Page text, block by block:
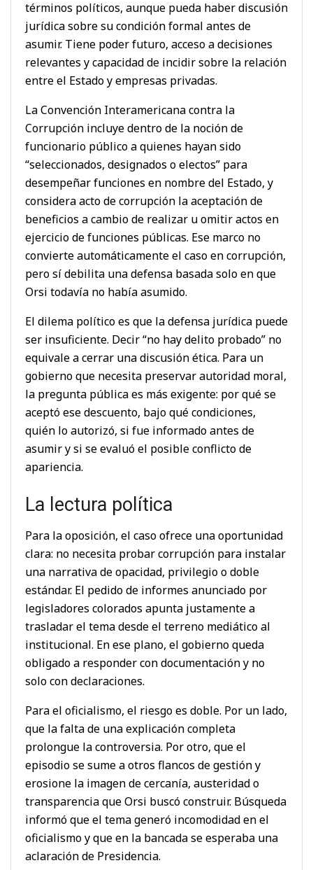
términos políticos, aunque pueda haber discusión
jurídica sobre su condición formal antes de
asumir. Tiene poder futuro, acceso a decisiones
relevantes y capacidad de incidir sobre la relación
entre el Estado y empresas privadas.
La Convención Interamericana contra la
Corrupción incluye dentro de la noción de
funcionario público a quienes hayan sido
“seleccionados, designados o electos” para
desempeñar funciones en nombre del Estado, y
considera acto de corrupción la aceptación de
beneficios a cambio de realizar u omitir actos en
ejercicio de funciones públicas. Ese marco no
convierte automáticamente el caso en corrupción,
pero sí debilita una defensa basada solo en que
Orsi todavía no había asumido.
El dilema político es que la defensa jurídica puede
ser insuficiente. Decir “no hay delito probado” no
equivale a cerrar una discusión ética. Para un
gobierno que necesita preservar autoridad moral,
la pregunta pública es más exigente: por qué se
aceptó ese descuento, bajo qué condiciones,
quién lo autorizó, si fue informado antes de
asumir y si se evaluó el posible conflicto de
apariencia.
La lectura política
Para la oposición, el caso ofrece una oportunidad
clara: no necesita probar corrupción para instalar
una narrativa de opacidad, privilegio o doble
estándar. El pedido de informes anunciado por
legisladores colorados apunta justamente a
trasladar el tema desde el terreno mediático al
institucional. En ese plano, el gobierno queda
obligado a responder con documentación y no
solo con declaraciones.
Para el oficialismo, el riesgo es doble. Por un lado,
que la falta de una explicación completa
prolongue la controversia. Por otro, que el
episodio se sume a otros flancos de gestión y
erosione la imagen de cercanía, austeridad o
transparencia que Orsi buscó construir. Búsqueda
informó que el tema generó incomodidad en el
oficialismo y que en la bancada se esperaba una
aclaración de Presidencia.